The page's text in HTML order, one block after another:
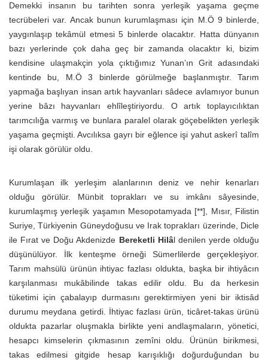
Demekki insanın bu tarihten sonra yerleşik yaşama geçme
tecrübeleri var. Ancak bunun kurumlaşması için M.Ö 9 binlerde,
yaygınlaşıp tekâmül etmesi 5 binlerde olacaktır. Hatta dünyanın
bazı yerlerinde çok daha geç bir zamanda olacaktır ki, bizim
kendisine ulaşmakçin yola çıktığımız Yunan’ın Grit adasındaki
kentinde bu, M.Ö 3 binlerde görülmeğe başlanmıştır. Tarım
yapmağa başlıyan insan artık hayvanları sâdece avlamıyor bunun
yerine bâzı hayvanları ehlîleştiriyordu. O artık toplayıcılıktan
tarımcılığa varmış ve bunlara paralel olarak göçebelikten yerleşik
yaşama geçmişti. Avcılıksa gayrı bir eğlence işi yahut askerî talîm
işi olarak görülür oldu.
Kurumlaşan ilk yerleşim alanlarının deniz ve nehir kenarları
olduğu görülür. Münbit toprakları ve su imkânı sâyesinde,
kurumlaşmış yerleşik yaşamın Mesopotamyada [**], Mısır, Filistin
Suriye, Türkiyenin Güneydoğusu ve Irak toprakları üzerinde, Dicle
ile Fırat ve Doğu Akdenizde Bereketli Hilâl denilen yerde olduğu
düşünülüyor. İlk kenteşme örneği Sümerlilerde gerçekleşiyor.
Tarım mahsülü ürünün ihtiyac fazlası oldukta, başka bir ihtiyâcın
karşılanması mukâbilinde takas edilir oldu. Bu da herkesin
tüketimi için çabalayıp durmasını gerektirmiyen yeni bir iktisâd
durumu meydana getirdi. İhtiyac fazlası ürün, ticâret-takas ürünü
oldukta pazarlar oluşmakla birlikte yeni andlaşmaların, yönetici,
hesapcı kimselerin çıkmasının zemîni oldu. Ürünün birikmesi,
takas edilmesi gitgide hesap karışıklığı doğurduğundan bu